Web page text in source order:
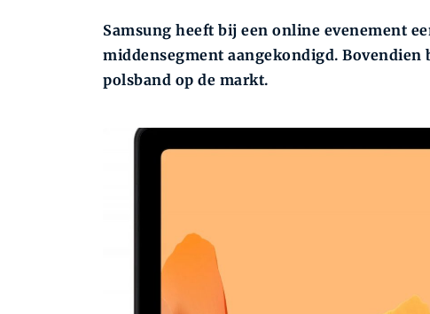
Samsung heeft bij een online evenement
middensegment aangekondigd.
polsband op de markt.